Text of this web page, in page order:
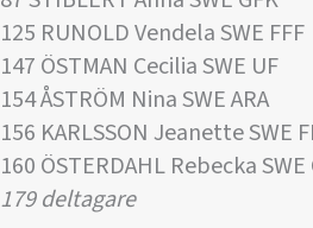
125 RUNOLD Vendela SWE FFF
147 ÖSTMAN Cecilia SWE UF
154 ÅSTRÖM Nina SWE ARA
156 KARLSSON Jeanette SWE
160 ÖSTERDAHL Rebecka SWE
179 deltagare